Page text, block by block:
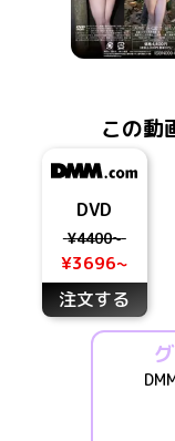
この動
DVD
¥4400~
¥3696~
注文する